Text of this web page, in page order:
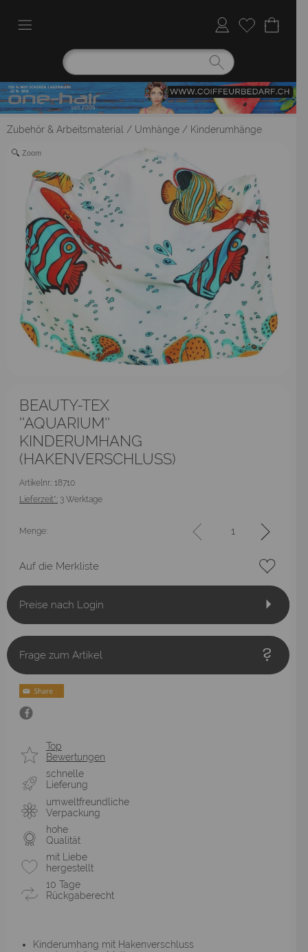
Zubehör & Arbeitsmaterial / Umhänge / Kinderumhänge
Zoom
BEAUTY-TEX
''AQUARIUM''
KINDERUMHANG
(HAKENVERSCHLUSS)
Artikelnr.: 18710
Lieferzeit*: 3 Werktage
Menge:
Auf die Merkliste
Preise nach Login
Frage zum Artikel
Top
Bewertungen
schnelle
Lieferung
umweltfreundliche
Verpackung
hohe
Qualität
mit Liebe
hergestellt
10 Tage
Rückgaberecht
Kinderumhang mit Hakenverschluss